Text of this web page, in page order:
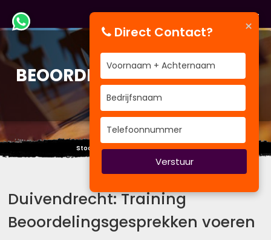
TRAINING
BEOORDELINGSGESPREKKEN
VOEREN
Stoot je hoofd niet tegen de wolken.
Duivendrecht: Training
Beoordelingsgesprekken voeren
×
Direct Contact?
Verstuur